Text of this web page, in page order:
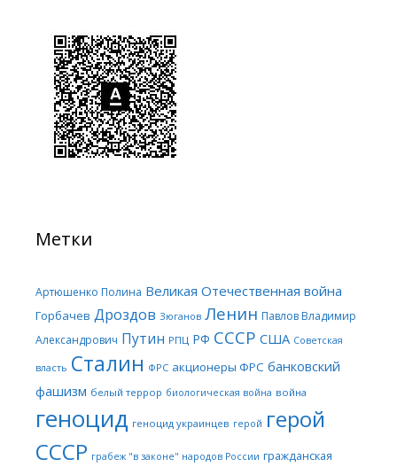
Метки
Артюшенко Полина Великая Отечественная война
Горбачев Дроздов Зюганов Ленин Павлов Владимир
Александрович Путин РПЦ РФ СССР США Советская
власть Сталин ФРС акционеры ФРС банковский
фашизм белый террор биологическая война война
геноцид геноцид украинцев герой герой
СССР грабеж "в законе" народов России гражданская